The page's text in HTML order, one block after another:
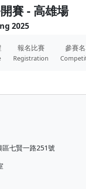
賽 - 高雄場
2025
報名比賽
Registration
參賽
區七賢一路251號